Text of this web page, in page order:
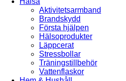
Aktivitetsarmband
Brandskydd
Första hjälpen
Hälsoprodukter
Läppcerat
Stressbollar
Träningstillbehör
Vattenflaskor